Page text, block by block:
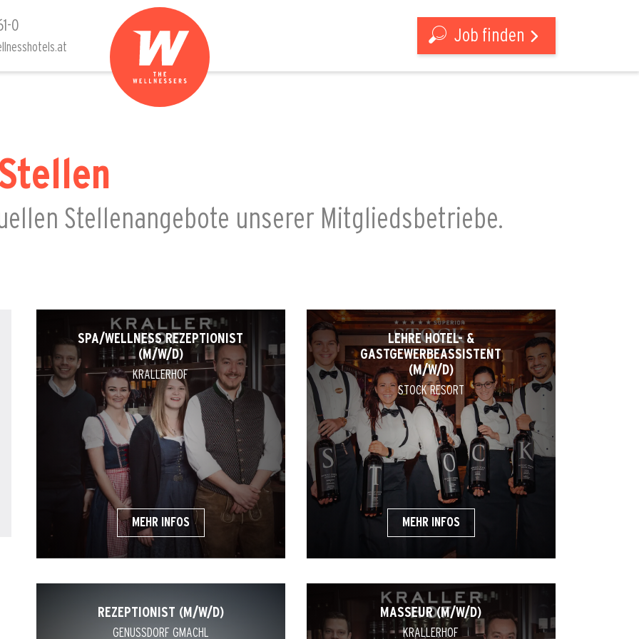
0
Job finden
Stellenangebote unserer Mitgliedsbetriebe.
LEHRE HOTEL- &
GASTGEWERBEASSISTENT
(M/W/D)
STOCK RESORT
MEHR INFOS
REZEPTIONIST (M/W/D)
GENUSSDORF GMACHL
MASSEUR (M/W/D)
KRALLERHOF
SPA/WELLNESS REZEPTIONIST
(M/W/D)
KRALLERHOF
MEHR INFOS